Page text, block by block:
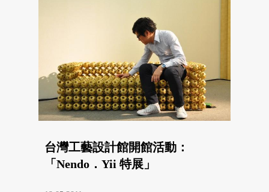
台灣工藝設計館開館活動：
「Nendo．Yii 特展」